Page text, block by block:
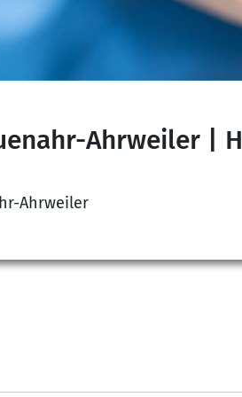
Ahrweiler |
Ahrweiler